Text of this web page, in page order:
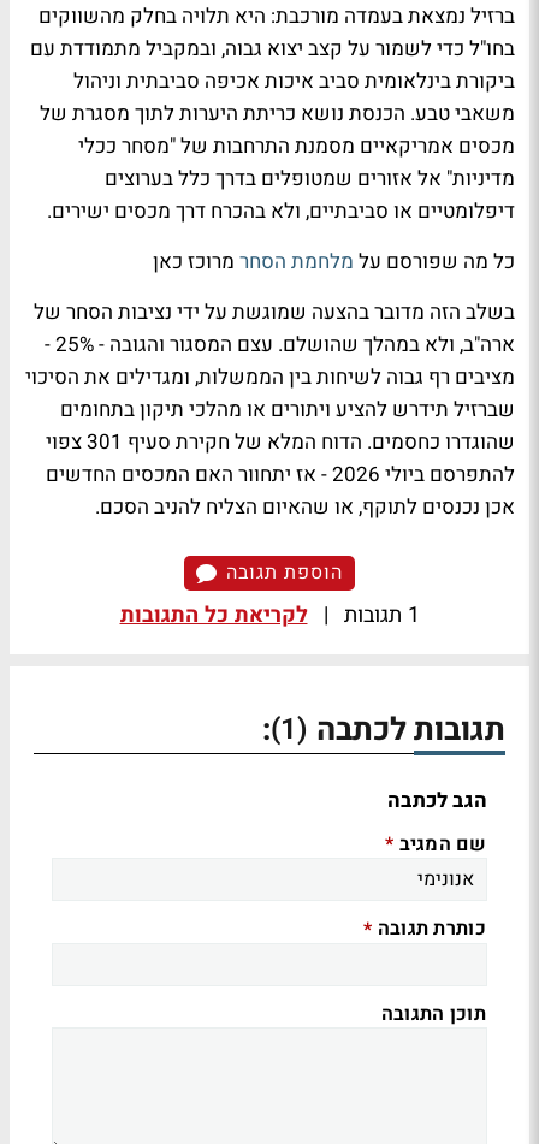
ברזיל נמצאת בעמדה מורכבת: היא תלויה בחלק מהשווקים
בחו"ל כדי לשמור על קצב יצוא גבוה, ובמקביל מתמודדת עם
ביקורת בינלאומית סביב איכות אכיפה סביבתית וניהול
משאבי טבע. הכנסת נושא כריתת היערות לתוך מסגרת של
מכסים אמריקאיים מסמנת התרחבות של "מסחר ככלי
מדיניות" אל אזורים שמטופלים בדרך כלל בערוצים
דיפלומטיים או סביבתיים, ולא בהכרח דרך מכסים ישירים.
כל מה שפורסם על מלחמת הסחר מרוכז כאן
בשלב הזה מדובר בהצעה שמוגשת על ידי נציבות הסחר של
ארה"ב, ולא במהלך שהושלם. עצם המסגור והגובה - 25% -
מציבים רף גבוה לשיחות בין הממשלות, ומגדילים את הסיכוי
שברזיל תידרש להציע ויתורים או מהלכי תיקון בתחומים
שהוגדרו כחסמים. הדוח המלא של חקירת סעיף 301 צפוי
להתפרסם ביולי 2026 - אז יתחוור האם המכסים החדשים
אכן נכנסים לתוקף, או שהאיום הצליח להניב הסכם.
הוספת תגובה
1 תגובות | לקריאת כל התגובות
תגובות לכתבה (1)
:
הגב לכתבה
שם המגיב *
כותרת תגובה *
תוכן התגובה